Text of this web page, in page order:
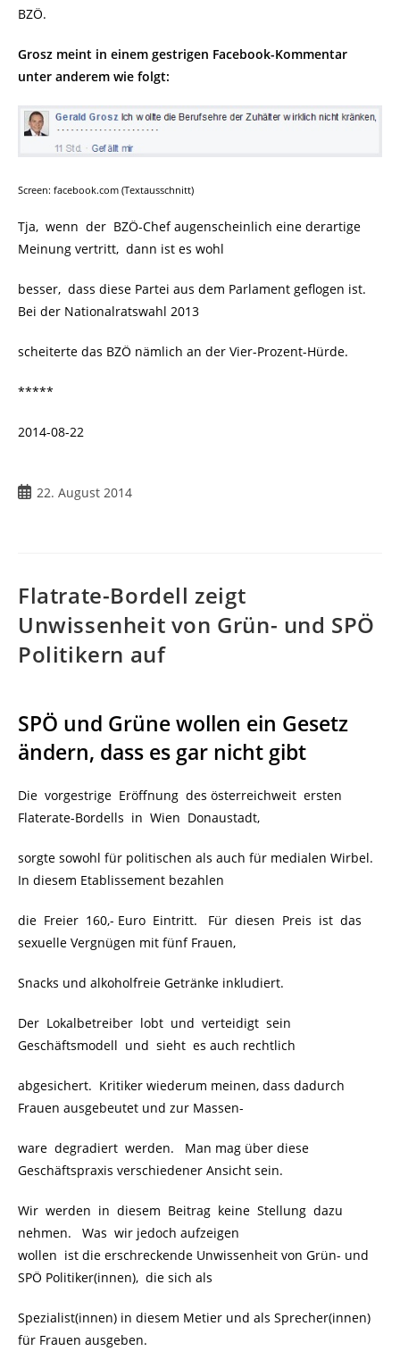
BZÖ.
Grosz meint in einem gestrigen Facebook-Kommentar
unter anderem wie folgt:
Screen: facebook.com (Textausschnitt)
Tja, wenn der BZÖ-Chef augenscheinlich eine derartige
Meinung vertritt, dann ist es wohl
besser, dass diese Partei aus dem Parlament geflogen ist.
Bei der Nationalratswahl 2013
scheiterte das BZÖ nämlich an der Vier-Prozent-Hürde.
*****
2014-08-22
Beitrag
22. August 2014
Flatrate-Bordell zeigt
Unwissenheit von Grün- und SPÖ
Politikern auf
SPÖ und Grüne wollen ein Gesetz
ändern, dass es gar nicht gibt
Die vorgestrige Eröffnung des österreichweit ersten
Flaterate-Bordells in Wien Donaustadt,
sorgte sowohl für politischen als auch für medialen Wirbel.
In diesem Etablissement bezahlen
die Freier 160,- Euro Eintritt. Für diesen Preis ist das
sexuelle Vergnügen mit fünf Frauen,
Snacks und alkoholfreie Getränke inkludiert.
Der Lokalbetreiber lobt und verteidigt sein
Geschäftsmodell und sieht es auch rechtlich
abgesichert. Kritiker wiederum meinen, dass dadurch
Frauen ausgebeutet und zur Massen-
ware degradiert werden. Man mag über diese
Geschäftspraxis verschiedener Ansicht sein.
Wir werden in diesem Beitrag keine Stellung dazu
nehmen. Was wir jedoch aufzeigen
wollen ist die erschreckende Unwissenheit von Grün- und
SPÖ Politiker(innen), die sich als
Spezialist(innen) in diesem Metier und als Sprecher(innen)
für Frauen ausgeben.